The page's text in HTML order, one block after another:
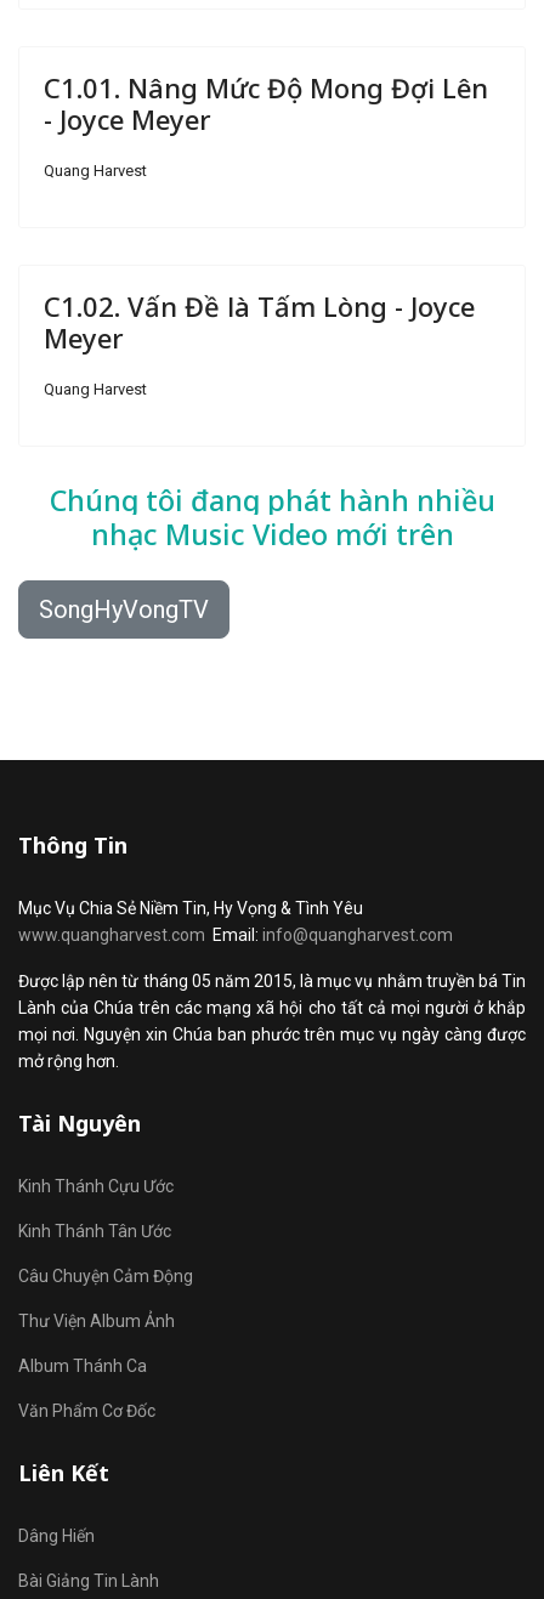
C1.01. Nâng Mức Độ Mong Đợi Lên
- Joyce Meyer
Quang Harvest
C1.02. Vấn Đề là Tấm Lòng - Joyce
Meyer
Quang Harvest
Chúng tôi đang phát hành nhiều
nhạc Music Video mới trên
SongHyVongTV
Thông Tin
Mục Vụ Chia Sẻ Niềm Tin, Hy Vọng & Tình Yêu
www.quangharvest.com Email: info@quangharvest.com
Được lập nên từ tháng 05 năm 2015, là mục vụ nhằm truyền bá Tin
Lành của Chúa trên các mạng xã hội cho tất cả mọi người ở khắp
mọi nơi. Nguyện xin Chúa ban phước trên mục vụ ngày càng được
mở rộng hơn.
Tài Nguyên
Kinh Thánh Cựu Ước
Kinh Thánh Tân Ước
Câu Chuyện Cảm Động
Thư Viện Album Ảnh
Album Thánh Ca
Văn Phẩm Cơ Đốc
Liên Kết
Dâng Hiến
Bài Giảng Tin Lành